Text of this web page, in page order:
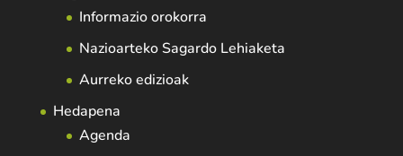
Informazio orokorra
Nazioarteko Sagardo Lehiaketa
Aurreko edizioak
Hedapena
Agenda